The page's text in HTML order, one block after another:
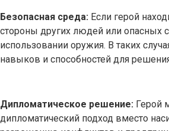
Безопасная среда: Если герой
стороны других людей или опасных
использовании оружия. В таких
навыков и способностей для
Дипломатическое решение: Герой
дипломатический подход вместо